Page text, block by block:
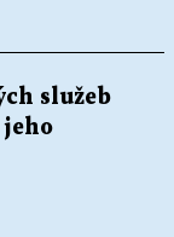
služeb
jeho